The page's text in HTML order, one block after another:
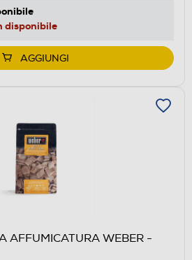
disponibile
AGGIUNGI
AFFUMICATURA WEBER -